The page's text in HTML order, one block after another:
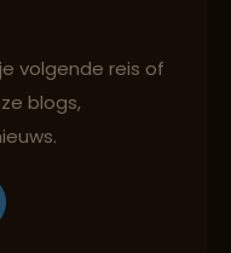
volgende reis of
blogs,